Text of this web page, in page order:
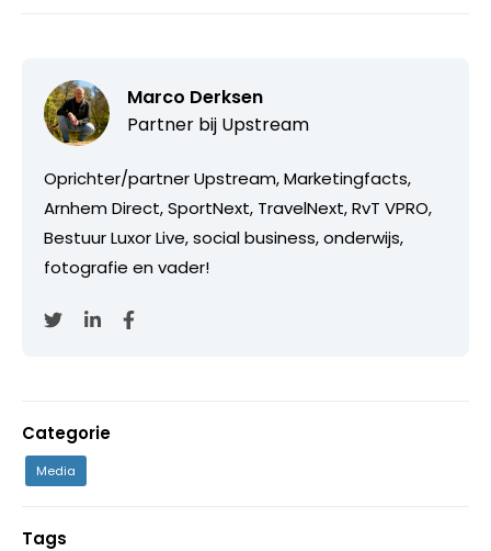
Marco Derksen
Partner bij Upstream
Oprichter/partner Upstream, Marketingfacts,
Arnhem Direct, SportNext, TravelNext, RvT VPRO,
Bestuur Luxor Live, social business, onderwijs,
fotografie en vader!
Categorie
Media
Tags